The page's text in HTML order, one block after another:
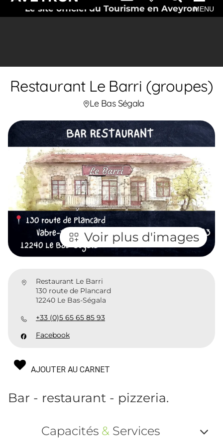
Le site officiel du Tourisme en AveyronMENU
Restaurant Le Barri (groupes)
Le Bas Ségala
Voir plus d'images
Restaurant Le Barri
130 route de Plancard
12240 Le Bas-Ségala
+33 (0)5 65 65 85 93
Facebook
AJOUTER AU CARNET
Bar - restaurant - pizzeria.
Capacités & Services